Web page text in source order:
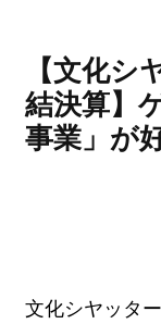
【文化シ
結決算】
事業」が
文化シヤッタ